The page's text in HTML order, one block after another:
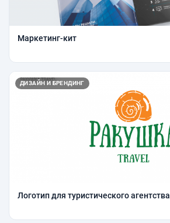
Маркетинг-кит
ДИЗАЙН И БРЕНДИНГ
Логотип для туристического агентства